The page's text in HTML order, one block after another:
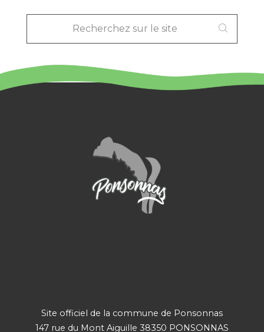
LE
SITE
Site officiel de la commune de Ponsonnas
147 rue du Mont Aiguille 38350 PONSONNAS